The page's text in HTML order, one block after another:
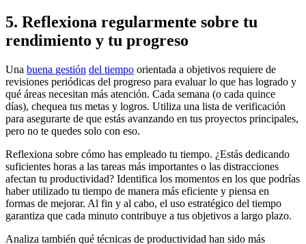
5. Reflexiona regularmente sobre tu
rendimiento y tu progreso
Una buena gestión del tiempo orientada a objetivos requiere de
revisiones periódicas del progreso para evaluar lo que has logrado y
qué áreas necesitan más atención. Cada semana (o cada quince
días), chequea tus metas y logros. Utiliza una lista de verificación
para asegurarte de que estás avanzando en tus proyectos principales,
pero no te quedes solo con eso.
Reflexiona sobre cómo has empleado tu tiempo. ¿Estás dedicando
suficientes horas a las tareas más importantes o las distracciones
afectan tu productividad? Identifica los momentos en los que podrías
haber utilizado tu tiempo de manera más eficiente y piensa en
formas de mejorar. Al fin y al cabo, el uso estratégico del tiempo
garantiza que cada minuto contribuye a tus objetivos a largo plazo.
Analiza también qué técnicas de productividad han sido más